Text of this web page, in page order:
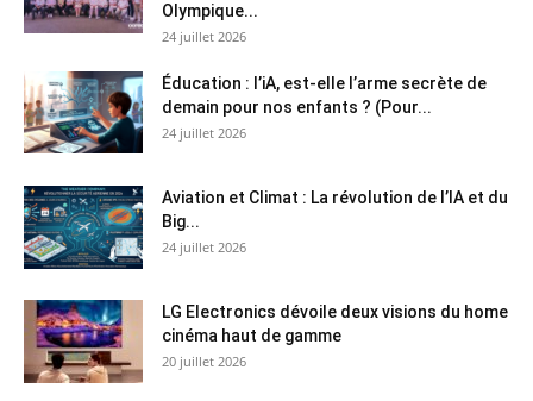
Olympique...
24 juillet 2026
Éducation : l’iA, est-elle l’arme secrète de
demain pour nos enfants ? (Pour...
24 juillet 2026
Aviation et Climat : La révolution de l’IA et du
Big...
24 juillet 2026
LG Electronics dévoile deux visions du home
cinéma haut de gamme
20 juillet 2026